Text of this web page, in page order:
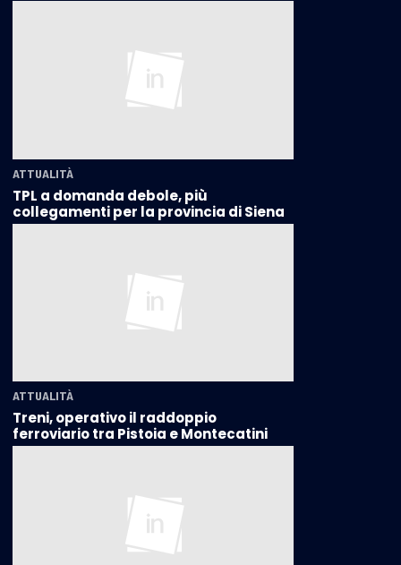
ATTUALITÀ
TPL a domanda debole, più
collegamenti per la provincia di Siena
ATTUALITÀ
Treni, operativo il raddoppio
ferroviario tra Pistoia e Montecatini